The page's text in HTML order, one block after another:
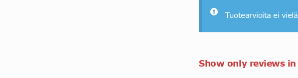
Tuotearvioita ei
Show only reviews